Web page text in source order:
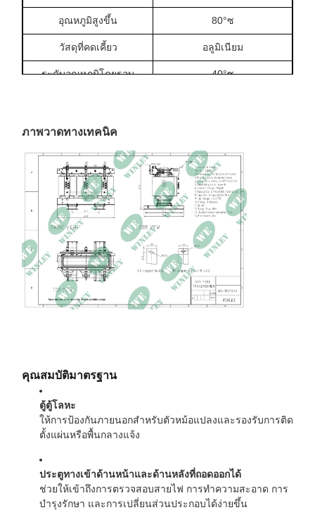
อุณหภูมิสูงขึ้น 80°ซ
วัสดุที่คดเคี้ยว อลูมิเนียม
ระดับอุณหภูมิโดยรอบ 40°ซ
ไม่มีการสูญเสียโหลด 603W
การสูญเสียโหลด 2,856 วัตต์
ความต้านทาน 5.42%
รายงานประสิทธิภาพแล้ว 99.00%
ขนาด 71L × 59W × 75H นิ้ว
มวลรวม 3,779 ปอนด์
ภาพวาดทางเทคนิค
คุณสมบัติมาตรฐาน
ตู้ตู้โลหะ
ให้การป้องกันภายนอกสำหรับตัวหม้อแปลงและรองรับการติด
ตั้งแผ่นหรือพื้นกลางแจ้ง
ประตูทางเข้าด้านหน้าและด้านหลังที่ถอดออกได้
ช่วยให้เข้าถึงการตรวจสอบสายไฟ การทำความสะอาด การ
บำรุงรักษา และการเปลี่ยนส่วนประกอบได้ง่ายขึ้น